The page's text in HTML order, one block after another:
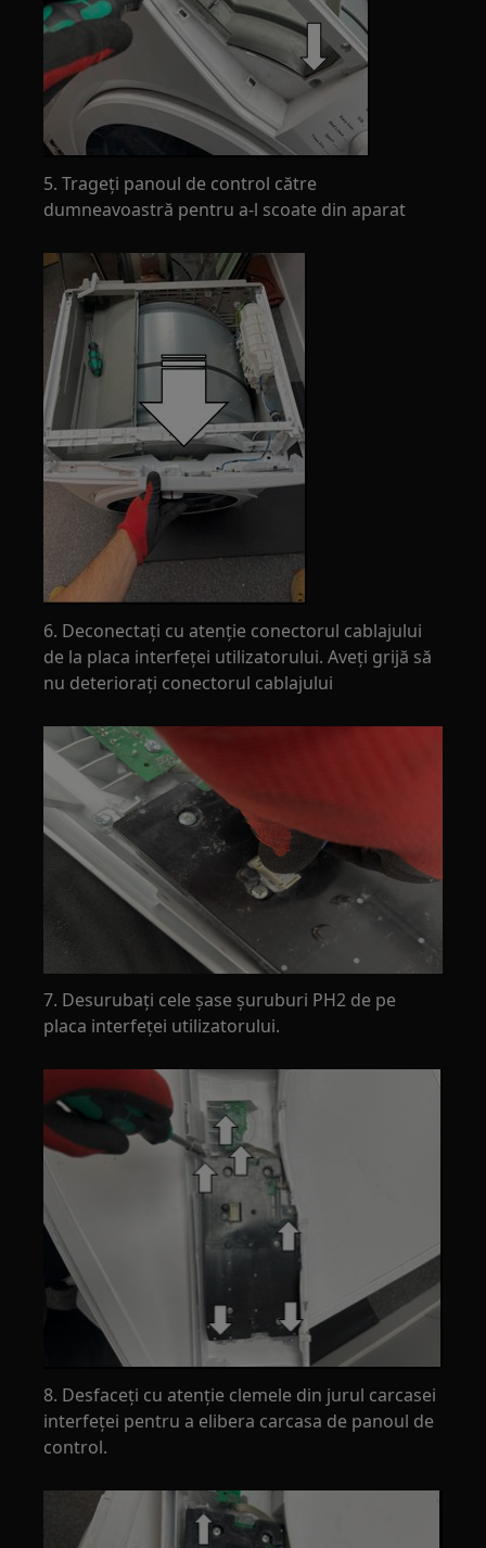
5. Trageți panoul de control către
dumneavoastră pentru a-l scoate din aparat
6. Deconectați cu atenție conectorul cablajului
de la placa interfeței utilizatorului. Aveți grijă să
nu deteriorați conectorul cablajului
7. Desurubați cele șase șuruburi PH2 de pe
placa interfeței utilizatorului.
8. Desfaceți cu atenție clemele din jurul carcasei
interfeței pentru a elibera carcasa de panoul de
control.